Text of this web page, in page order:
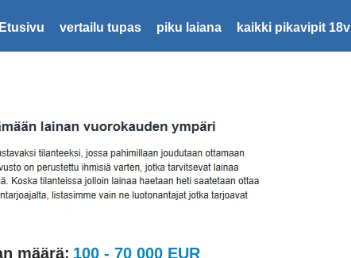
Etusivu vertailu tupas piku laiana kaikki pikavipit 18v
määrä: 100 - 70 000 EUR